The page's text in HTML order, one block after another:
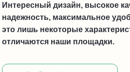
Интересный дизайн, высокое
надежность, максимальное
это лишь некоторые
отличаются наши площадки.